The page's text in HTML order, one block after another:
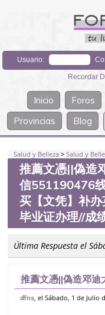
Usuario:
Recordar
Inicio Foros
Provincias
Blog
Salud y Belleza >Salud y
推薦文憑||偽造
信551190476
买【文凭】补
毕业证办理//成
Última Respuesta el
推薦文憑||偽造邓
551190476线上办
dfns , el Sábado, 1 de Julio